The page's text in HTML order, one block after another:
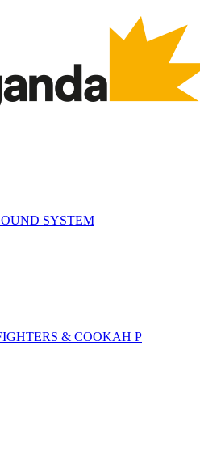
SYSTEM
& COOKAH P